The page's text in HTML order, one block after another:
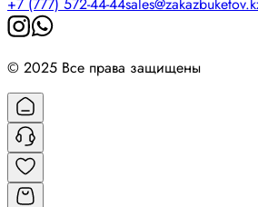
© 2025 Все права защищены